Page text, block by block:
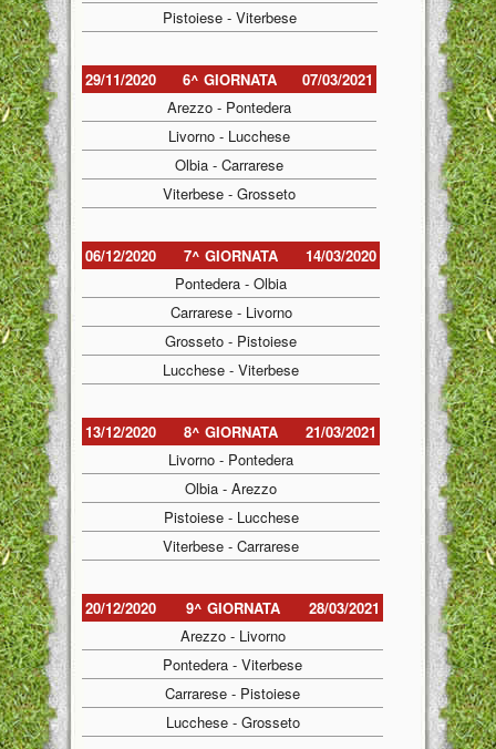
Pistoiese - Viterbese
29/11/2020 6^ GIORNATA
07/03/2021
Arezzo - Pontedera
Livorno - Lucchese
Olbia - Carrarese
Viterbese - Grosseto
06/12/2020 7^ GIORNATA
14/03/2020
Pontedera - Olbia
Carrarese - Livorno
Grosseto - Pistoiese
Lucchese - Viterbese
13/12/2020 8^ GIORNATA
21/03/2021
Livorno - Pontedera
Olbia - Arezzo
Pistoiese - Lucchese
Viterbese - Carrarese
20/12/2020 9^ GIORNATA
28/03/2021
Arezzo - Livorno
Pontedera - Viterbese
Carrarese - Pistoiese
Lucchese - Grosseto